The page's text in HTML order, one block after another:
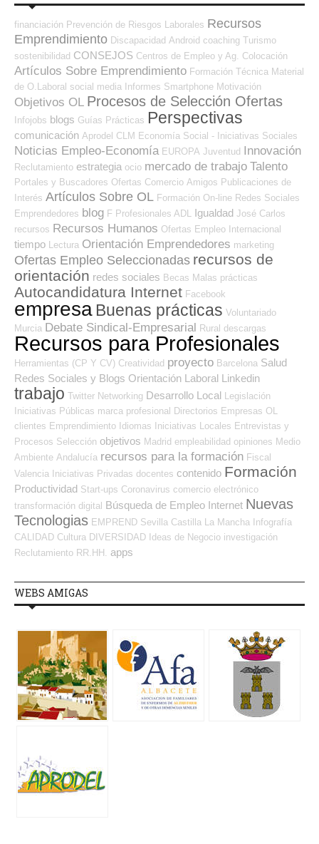
financiación Prevención de Riesgos Laborales Recursos
Emprendimiento Discapacidad Android coaching Turismo
sostenibilidad CONSEJOS Centros de Empleo y Ag. Colocación
Artículos Sobre Emprendimiento Formación Técnica Material
de O.Laboral social media Informes Smartphone Motivación
Objetivos OL Procesos de Selección Ofertas
Infojobs blogs Guías Prácticas Perspectivas
comunicación Aprodel CLM Economía Social - Iniciativas Sociales
Noticias Empleo-Economía EUROPA Juventud Innovación
Reclutamiento estrategia ocio mercado de trabajo Talento
Portales y Buscadores Ofertas Comercio Amigos Publicaciones de
Interés Artículos Sobre OL Formación On-line Redes Sociales
Emprendedores blog F Profesionales ADL Igualdad José Carlos
recursos Recursos Humanos Ofertas Empleo Internacional
tiempo Lectura Orientación Emprendedores marketing
Ofertas Empleo Seleccionadas recursos de
orientación redes sociales Becas Malas prácticas
Autocandidatura Internet Facebook
empresa Buenas prácticas Voluntariado
Murcia Debate Sindical-Empresarial Rural descargas
Recursos para Profesionales
Herramientas (CP Y CV) Creatividad proyecto Barcelona Salud
Redes Sociales y Blogs Orientación Laboral Linkedin
trabajo Twitter Networking Desarrollo Local
Legislación
Iniciativas Públicas marca profesional
Directorios Empresas OL
clientes Emprendimiento Idiomas Iniciativas Locales Entrevistas y
Procesos Selección objetivos Madrid empleabilidad opiniones Medio
Ambiente Andalucía recursos para la formación Fiscal
Valencia
Iniciativas Privadas docentes contenido Formación
Productividad Start-ups Coronavirus comercio electrónico
transformación digital Búsqueda de Empleo Internet Nuevas
Tecnologias EMPREND Sevilla Castilla La Mancha
Infografía
CALIDAD Cultura DIVERSIDAD Ideas de Negocio investigación
Reclutamiento RR.HH.
apps
WEBS AMIGAS